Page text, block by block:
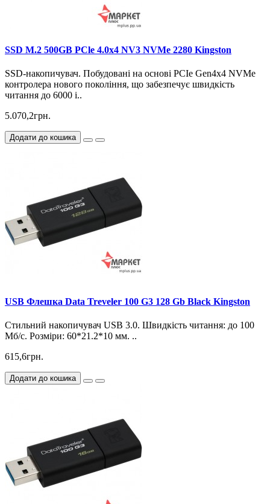
SSD M.2 500GB PCle 4.0x4 NV3 NVMe 2280 Kingston
SSD-накопичувач. Побудовані на основі PCIe Gen4x4 NVMe
контролера нового покоління, що забезпечує швидкість
читання до 6000 і..
5.070,2грн.
Додати до кошика
USB Флешка Data Treveler 100 G3 128 Gb Black Kingston
Стильний накопичувач USB 3.0. Швидкість читання: до 100
Мб/с. Розміри: 60*21.2*10 мм. ..
615,6грн.
Додати до кошика